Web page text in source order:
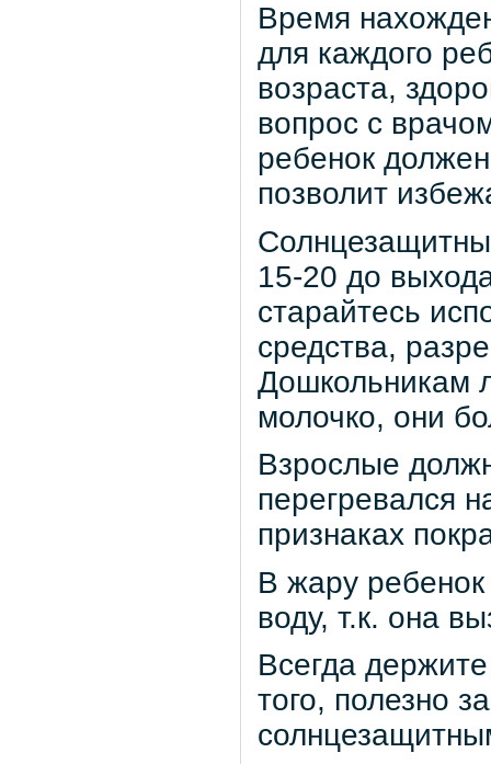
Время
для каждого
возраста,
вопрос с
ребенок
позволит
15-20 до
старайтесь
средства,
Дошкольникам
молочко, они
Взрослые
перегревался
признаках
В жару
воду, т.к. она
Всегда
того, полезно